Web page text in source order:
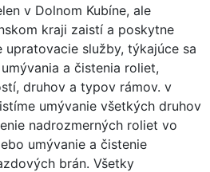
v Dolnom Kubíne, ale
kraji zaistí a poskytne
služby, týkajúce sa
a čistenia roliet,
druhov a typov rámov. v
umývanie všetkých druhov
nadrozmerných roliet vo
umývanie a čistenie
brán. Všetky